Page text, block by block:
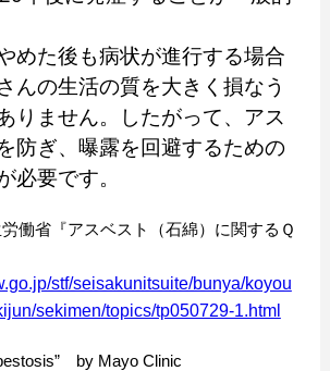
めた後も病状が進行する場合
んの生活の質を大きく損なう
りません。したがって、アス
防ぎ、曝露を回避するための
必要です。
労働省『アスベスト（石綿）に関するＱ
stf/seisakunitsuite/bunya/koyou
sekimen/topics/tp050729-1.html
by Mayo Clinic